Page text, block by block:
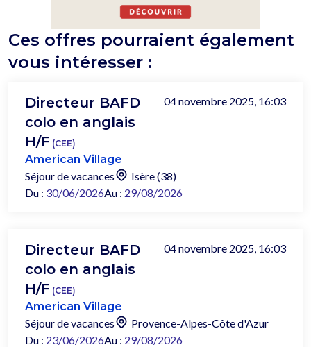
Ces offres pourraient également
vous intéresser :
Directeur BAFD
colo en anglais
H/F (CEE)
04 novembre 2025, 16:03
American Village
Séjour de vacances
Isère (38)
Du : 30/06/2026Au : 29/08/2026
Directeur BAFD
colo en anglais
H/F (CEE)
04 novembre 2025, 16:03
American Village
Séjour de vacances
Provence-Alpes-Côte d'Azur
Du : 23/06/2026Au : 29/08/2026